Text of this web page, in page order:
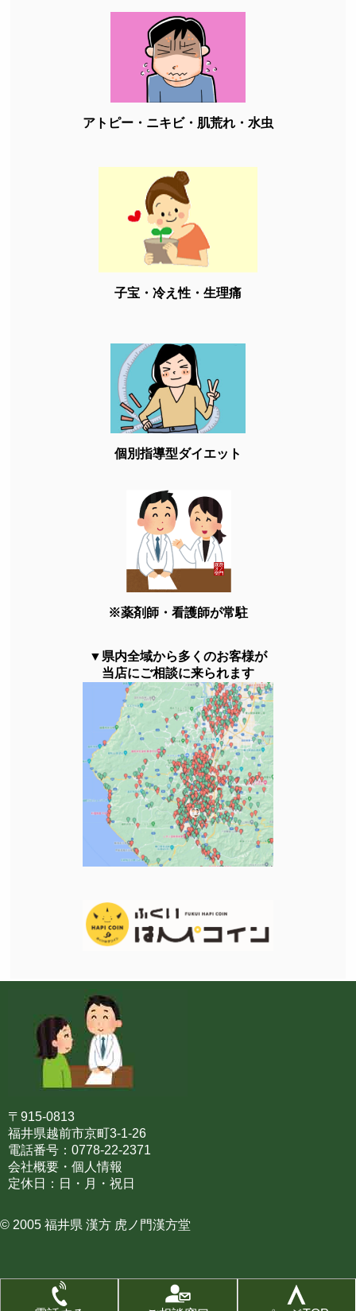
アトピー・ニキビ・肌荒れ・水虫
子宝・冷え性・生理痛
個別指導型ダイエット
※薬剤師・看護師が常駐
▼県内全域から多くのお客様が
当店にご相談に来られます
〒915-0813
福井県越前市京町3-1-26
電話番号：0778-22-2371
会社概要・個人情報
定休日：日・月・祝日
© 2005 福井県 漢方 虎ノ門漢方堂